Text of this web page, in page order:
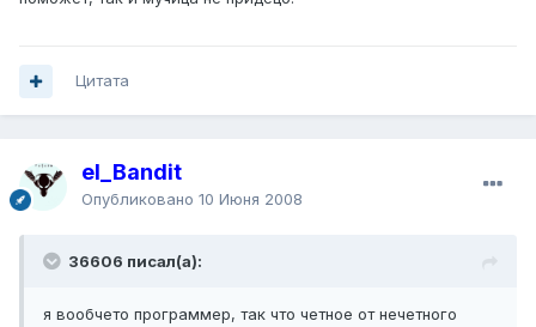
Цитата
el_Bandit
Опубликовано 10 Июня 2008
36606 писал(а):
я вообчето программер, так что четное от нечетного